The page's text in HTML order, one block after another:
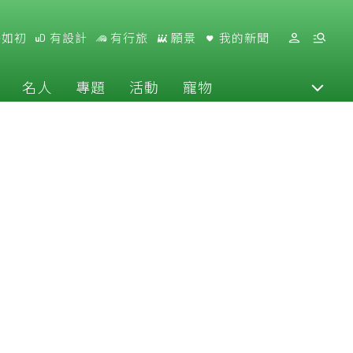
初 有設計 有行旅 願景 我的新聞
名人 專題 活動 寵物